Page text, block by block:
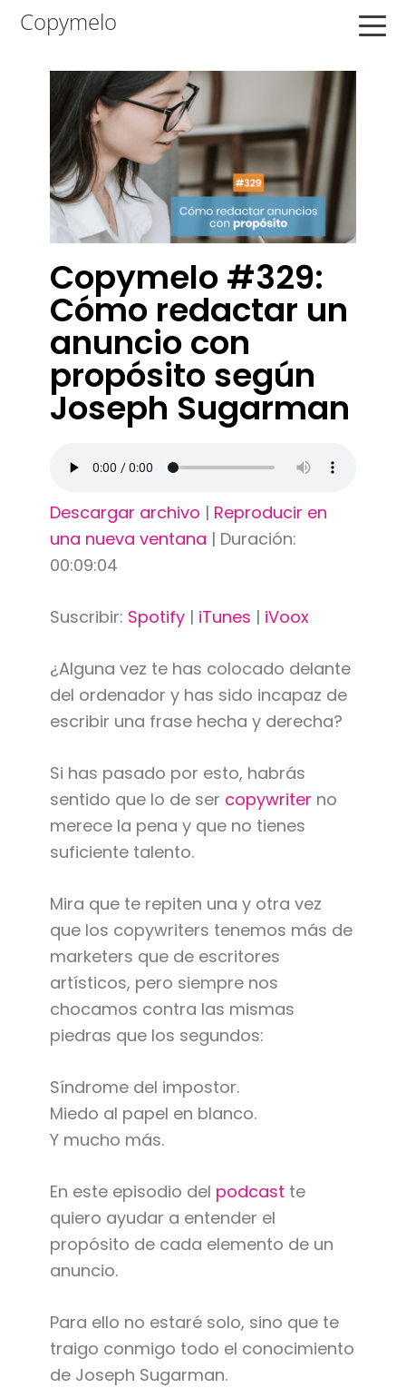
Saltar
navegación
Saltar
contenido
principal
Saltar
principal
Copymelo
Copymelo #329:
Cómo redactar un
anuncio con
propósito según
Joseph Sugarman
Descargar archivo | Reproducir en
una nueva ventana | Duración:
00:09:04
Suscribir: Spotify| iTunes | iVoox
¿Alguna vez te has colocado delante
del ordenador y has sido incapaz de
escribir una frase hecha y derecha?
Si has pasado por esto, habrás
sentido que lo de ser copywriter no
merece la pena y que no tienes
suficiente talento.
Mira que te repiten una y otra vez
que los copywriters tenemos más de
marketers que de escritores
artísticos, pero siempre nos
chocamos contra las mismas
piedras que los segundos:
Síndrome del impostor.
Miedo al papel en blanco.
Y mucho más.
En este episodio del podcast te
quiero ayudar a entender el
propósito de cada elemento de un
anuncio.
Para ello no estaré solo, sino que te
traigo conmigo todo el conocimiento
de Joseph Sugarman.